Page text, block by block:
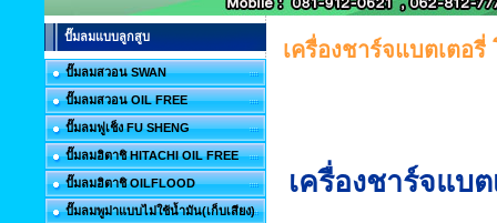
ปั๊มลมแบบลูกสูบ
ปั๊มลมสวอน SWAN
ปั๊มลมสวอน OIL FREE
ปั๊มลมฟูเช็ง FU SHENG
ปั๊มลมฮิตาชิ HITACHI OIL FREE
ปั๊มลมฮิตาชิ OILFLOOD
ปั๊มลมพูม่าแบบไม่ใช้น้ำมัน(เก็บเสียง)
เครื่องชาร์จแบตเตอรี่
เครื่องชาร์จแบ